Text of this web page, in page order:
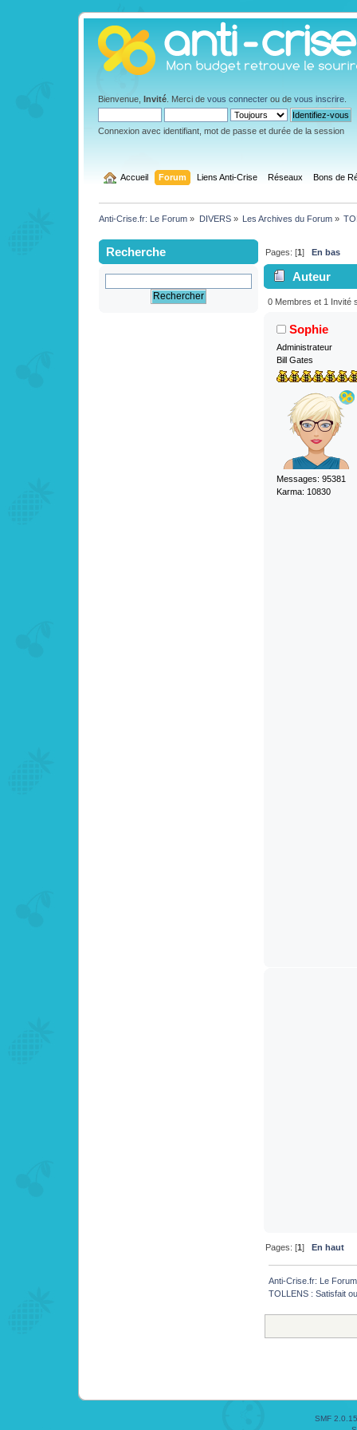
Bienvenue, Invité . Merci de vous connecter ou de vous inscrire
Connexion avec identifiant, mot de passe et durée de la session
Accueil Forum Liens Anti-Crise Réseaux Bons de
Anti-Crise.fr: Le Forum » DIVERS» Les Archives du Forum»
Recherche Pages: [1]En bas
Auteur
Remboursés
0 Membres et 1 Invité
Sophie
Administrateur
Bill Gates
Messages: 95381
Karma: 10830
Pages: [1] En haut
Anti-Crise.fr: Le Forum
TOLLENS : Satisfait
SMF 2.0.15